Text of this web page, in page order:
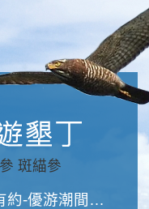
游潮間探險者